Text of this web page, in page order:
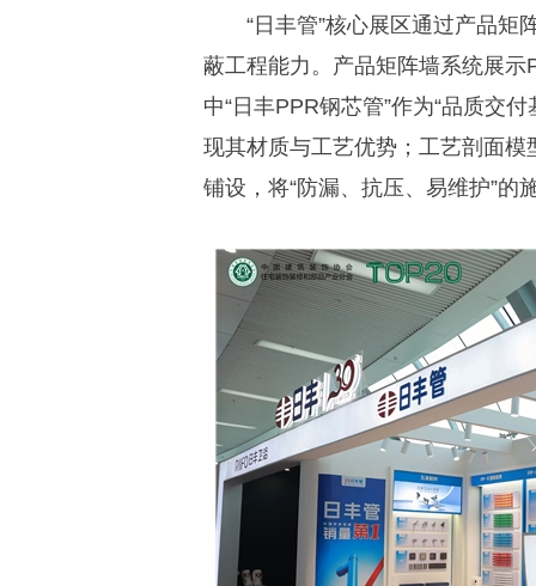
“日丰管”核心展区通过产品矩
蔽工程能力。产品矩阵墙系统展
中“日丰PPR钢芯管”作为“品质交
现其材质与工艺优势；工艺剖面
铺设，将“防漏、抗压、易维护”的